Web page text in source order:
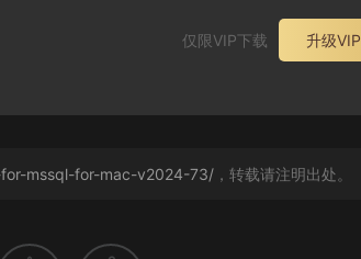
仅限VIP下载 升级VIP
mssql-for-mac-v2024-73/ ，转载请注明出处。